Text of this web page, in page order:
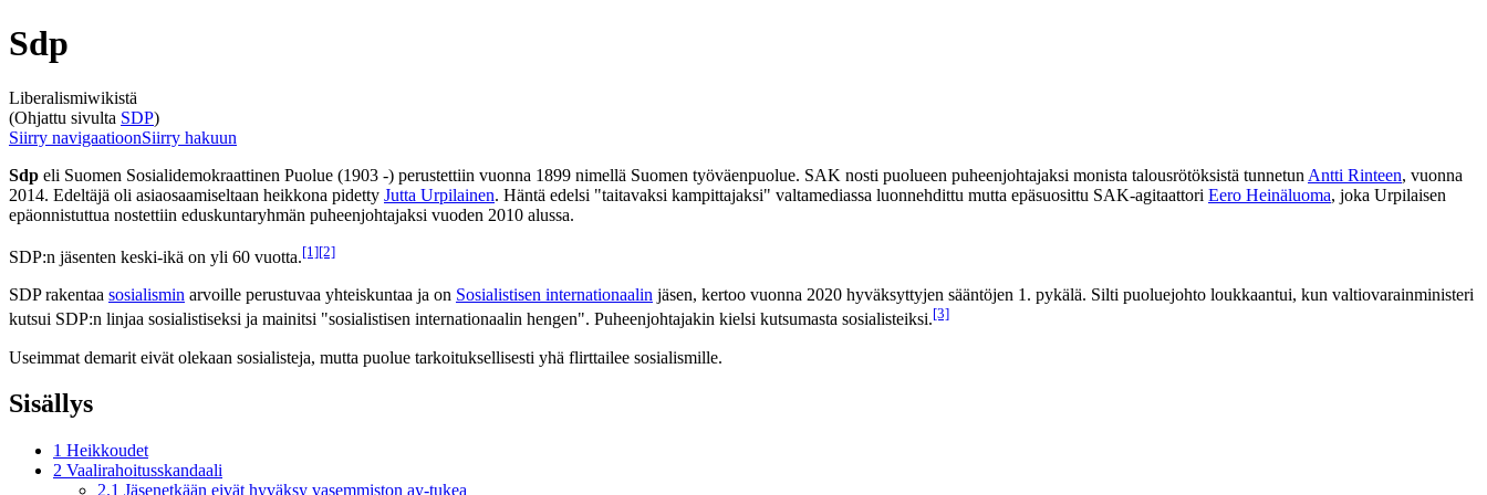
Sdp
Liberalismiwikistä
(Ohjattu sivulta SDP)
Siirry navigaatioonSiirry hakuun
Sdp eli Suomen Sosialidemokraattinen Puolue (1903 -) perustettiin vuonna 1899 nimellä Suomen työväenpuolue. SAK nosti puolueen puheenjohtajaksi monista talousrötöksistä tunnetun Antti Rinteen, vuonna
2014. Edeltäjä oli asiaosaamiseltaan heikkona pidetty Jutta Urpilainen. Häntä edelsi "taitavaksi kampittajaksi" valtamediassa luonnehdittu mutta epäsuosittu SAK-agitaattori Eero Heinäluoma, joka Urpilaisen
epäonnistuttua nostettiin eduskuntaryhmän puheenjohtajaksi vuoden 2010 alussa.
SDP:n jäsenten keski-ikä on yli 60 vuotta.[1][2]
SDP rakentaa sosialismin arvoille perustuvaa yhteiskuntaa ja on Sosialistisen internationaalin jäsen, kertoo vuonna 2020 hyväksyttyjen sääntöjen 1. pykälä. Silti puoluejohto loukkaantui, kun valtiovarainministeri
kutsui SDP:n linjaa sosialistiseksi ja mainitsi "sosialistisen internationaalin hengen". Puheenjohtajakin kielsi kutsumasta sosialisteiksi.[3]
Useimmat demarit eivät olekaan sosialisteja, mutta puolue tarkoituksellisesti yhä flirttailee sosialismille.
Sisällys
1 Heikkoudet
2 Vaalirahoitusskandaali
2.1 Jäsenetkään eivät hyväksy vasemmiston ay-tukea